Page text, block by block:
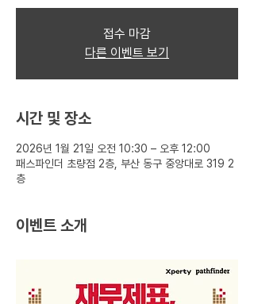
접수 마감
다른 이벤트 보기
시간 및 장소
2026년 1월 21일 오전 10:30 – 오후 12:00
패스파인더 초량점 2층, 부산 동구 중앙대로 319 2
층
이벤트 소개